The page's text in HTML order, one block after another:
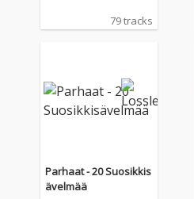
79 tracks
Parhaat - 20 Suosikkis
ävelmää